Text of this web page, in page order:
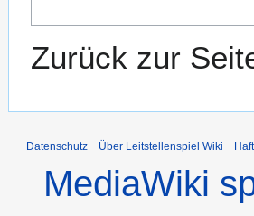
Zurück zur
Datenschutz Über Leitstellenspiel Wiki
MediaWiki